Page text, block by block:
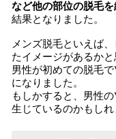
など他の部位の脱毛を
結果となりました。
メンズ脱毛といえば
たイメージがあるか
男性が初めての脱毛
になりました。
もしかすると、男性
生じているのかもしれ